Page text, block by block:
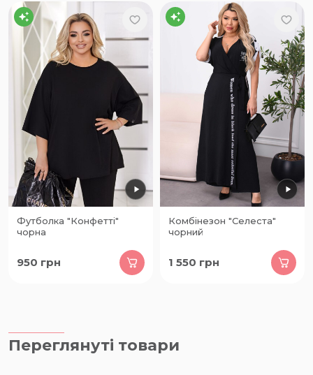
Футболка "Конфетті"
чорна
950 грн
Комбінезон "Селеста"
чорний
1 550 грн
Переглянуті товари